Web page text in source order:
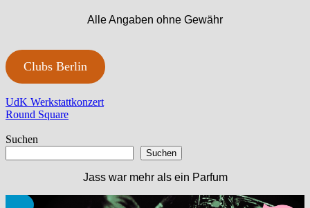
Alle Angaben ohne Gewähr
Clubs Berlin
Beitragsnavigation
Vorheriger
Beitrag:
UdK Werkstattkonzert
Nächster
Round Square
Suchen
Suchen
Jass war mehr als ein Parfum